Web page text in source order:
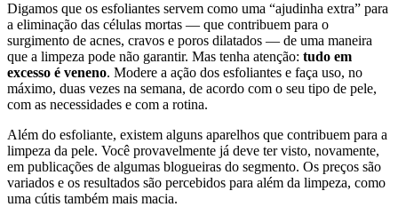
Digamos que os esfoliantes servem como uma “ajudinha extra” para
a eliminação das células mortas — que contribuem para o
surgimento de acnes, cravos e poros dilatados — de uma maneira
que a limpeza pode não garantir. Mas tenha atenção: tudo em
excesso é veneno. Modere a ação dos esfoliantes e faça uso, no
máximo, duas vezes na semana, de acordo com o seu tipo de pele,
com as necessidades e com a rotina.
Além do esfoliante, existem alguns aparelhos que contribuem para a
limpeza da pele. Você provavelmente já deve ter visto, novamente,
em publicações de algumas blogueiras do segmento. Os preços são
variados e os resultados são percebidos para além da limpeza, como
uma cútis também mais macia.